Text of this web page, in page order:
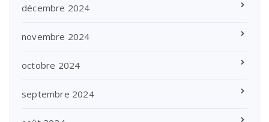
décembre 2024
novembre 2024
octobre 2024
septembre 2024